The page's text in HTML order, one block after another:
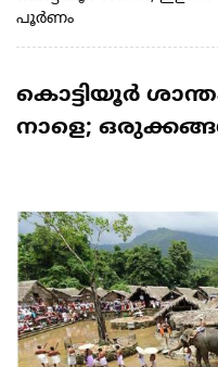
പൂർണം
കൊട്ടിയൂർ
നാളെ;